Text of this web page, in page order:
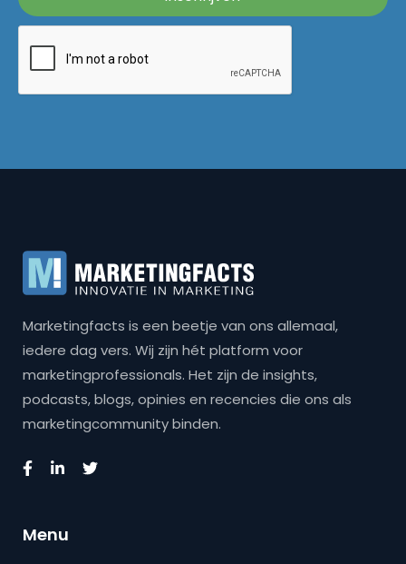
Marketingfacts is een beetje van ons allemaal,
iedere dag vers. Wij zijn hét platform voor
marketingprofessionals. Het zijn de insights,
podcasts, blogs, opinies en recencies die ons als
marketingcommunity binden.
Menu